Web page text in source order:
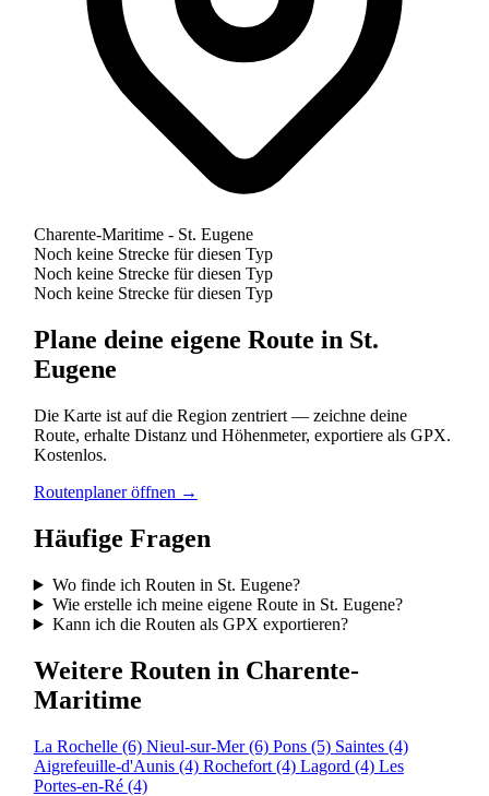
Charente-Maritime - St. Eugene
Noch keine Strecke für diesen Typ
Noch keine Strecke für diesen Typ
Noch keine Strecke für diesen Typ
Plane deine eigene Route in St.
Eugene
Die Karte ist auf die Region zentriert — zeichne deine
Route, erhalte Distanz und Höhenmeter, exportiere als GPX.
Kostenlos.
Routenplaner öffnen →
Häufige Fragen
Wo finde ich Routen in St. Eugene?
Wie erstelle ich meine eigene Route in St. Eugene?
Kann ich die Routen als GPX exportieren?
Weitere Routen in Charente-
Maritime
La Rochelle (6) Nieul-sur-Mer(6) Pons (5) Saintes (4)
Aigrefeuille-d'Aunis (4) Rochefort (4) Lagord (4) Les
Portes-en-Ré (4)